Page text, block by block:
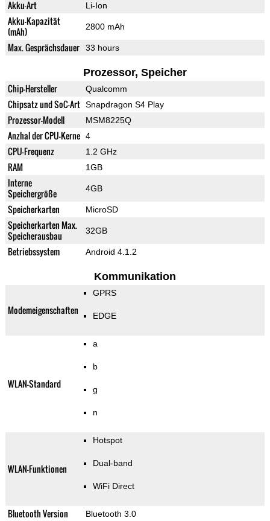
Akku-Art Li-Ion
Akku-Kapazität
(mAh)
2800 mAh
Max. Gesprächsdauer 33 hours
Prozessor, Speicher
Chip-Hersteller Qualcomm
Chipsatz und SoC-Art Snapdragon S4 Play
Prozessor-Modell MSM8225Q
Anzhal der CPU-Kerne 4
CPU-Frequenz 1.2 GHz
RAM 1GB
Interne
Speichergröße
4GB
Speicherkarten MicroSD
Speicherkarten Max.
Speicherausbau
32GB
Betriebssystem Android 4.1.2
Kommunikation
Modemeigenschaften
GPRS
EDGE
WLAN-Standard
a
b
g
n
WLAN-Funktionen
Hotspot
Dual-band
WiFi Direct
Bluetooth Version Bluetooth 3.0